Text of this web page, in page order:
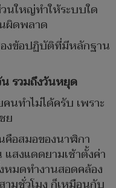
นใหญ่ทำให้ระบบใด
ผิดพลาด
งข้อปฏิบัติที่มีหลักฐาน
รวมถึงวันหยุด
ทำไม่ได้ครับ เพราะ
ย
คือสมอของนาฬิกา
สงแดดยามเช้าตั้งค่า
มดทำงานสอดคล้อง